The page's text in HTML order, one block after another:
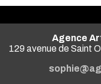
Agence
129 avenue de Saint